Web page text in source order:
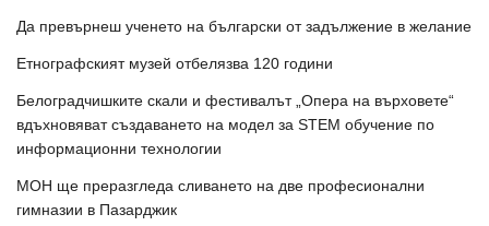
Да превърнеш ученето на български от задължение в желание
Етнографският музей отбелязва 120 години
Белоградчишките скали и фестивалът „Опера на върховете“
вдъхновяват създаването на модел за STEM обучение по
информационни технологии
МОН ще преразгледа сливането на две професионални
гимназии в Пазарджик